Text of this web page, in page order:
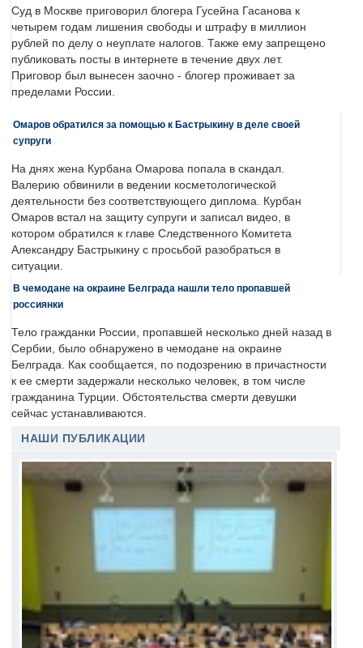
Суд в Москве приговорил блогера Гусейна Гасанова к
четырем годам лишения свободы и штрафу в миллион
рублей по делу о неуплате налогов. Также ему запрещено
публиковать посты в интернете в течение двух лет.
Приговор был вынесен заочно - блогер проживает за
пределами России.
Омаров обратился за помощью к Бастрыкину в деле своей
супруги
На днях жена Курбана Омарова попала в скандал.
Валерию обвинили в ведении косметологической
деятельности без соответствующего диплома. Курбан
Омаров встал на защиту супруги и записал видео, в
котором обратился к главе Следственного Комитета
Александру Бастрыкину с просьбой разобраться в
ситуации.
В чемодане на окраине Белграда нашли тело пропавшей
россиянки
Тело гражданки России, пропавшей несколько дней назад в
Сербии, было обнаружено в чемодане на окраине
Белграда. Как сообщается, по подозрению в причастности
к ее смерти задержали несколько человек, в том числе
гражданина Турции. Обстоятельства смерти девушки
сейчас устанавливаются.
НАШИ ПУБЛИКАЦИИ